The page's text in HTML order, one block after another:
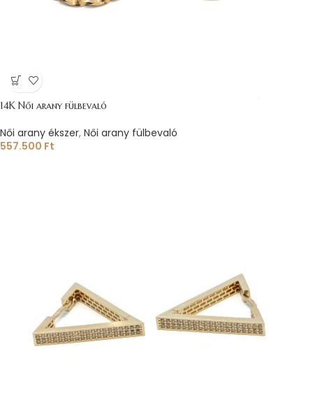
14K Női arany fülbevaló
Női arany ékszer, Női arany fülbevaló
557.500 Ft